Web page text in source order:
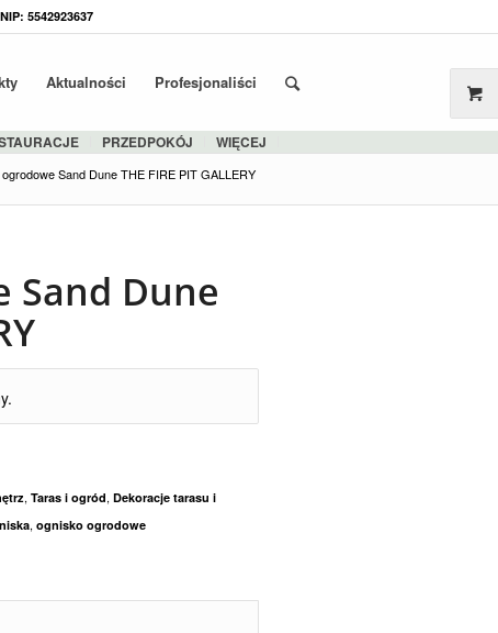
5542923637
Aktualności Profesjonaliści
PRZEDPOKÓJ WIĘCEJ
Sand Dune THE FIRE PIT GALLERY
Sand Dune
, Taras i ogród, Dekoracje tarasu i
, ognisko ogrodowe